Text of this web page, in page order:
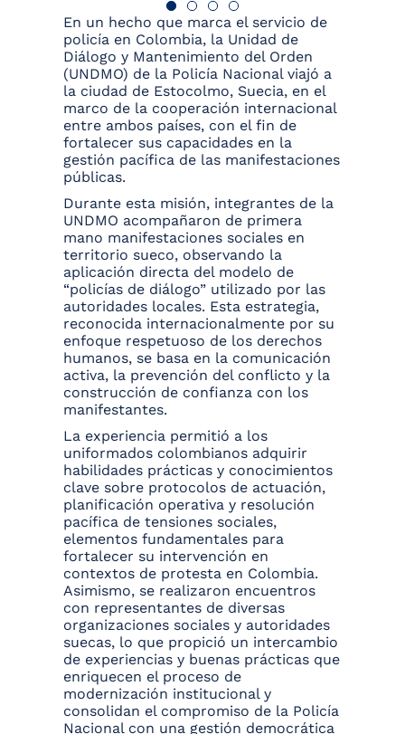
En un hecho que marca el servicio de
policía en Colombia, la Unidad de
Diálogo y Mantenimiento del Orden
(UNDMO) de la Policía Nacional viajó a
la ciudad de Estocolmo, Suecia, en el
marco de la cooperación internacional
entre ambos países, con el fin de
fortalecer sus capacidades en la
gestión pacífica de las manifestaciones
públicas.
Durante esta misión, integrantes de la
UNDMO acompañaron de primera
mano manifestaciones sociales en
territorio sueco, observando la
aplicación directa del modelo de
“policías de diálogo” utilizado por las
autoridades locales. Esta estrategia,
reconocida internacionalmente por su
enfoque respetuoso de los derechos
humanos, se basa en la comunicación
activa, la prevención del conflicto y la
construcción de confianza con los
manifestantes.
La experiencia permitió a los
uniformados colombianos adquirir
habilidades prácticas y conocimientos
clave sobre protocolos de actuación,
planificación operativa y resolución
pacífica de tensiones sociales,
elementos fundamentales para
fortalecer su intervención en
contextos de protesta en Colombia.
Asimismo, se realizaron encuentros
con representantes de diversas
organizaciones sociales y autoridades
suecas, lo que propició un intercambio
de experiencias y buenas prácticas que
enriquecen el proceso de
modernización institucional y
consolidan el compromiso de la Policía
Nacional con una gestión democrática